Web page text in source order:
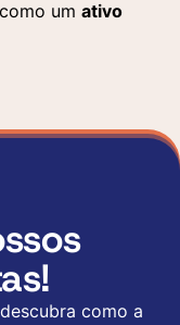
um ativo
como a